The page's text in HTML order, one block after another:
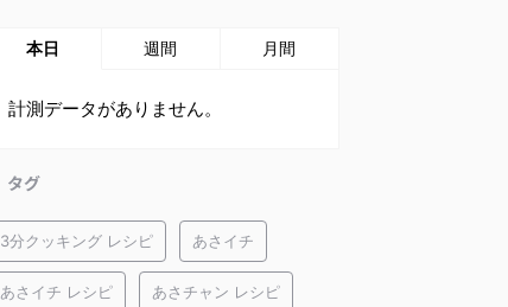
本日 週間 月間
計測データがありません。
タグ
3分クッキング レシピ あさイチ
あさイチ レシピ あさチャン レシピ